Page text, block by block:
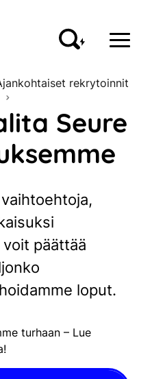
rekrytoinnit
Seure
päättää
loput.
turhaan – Lue